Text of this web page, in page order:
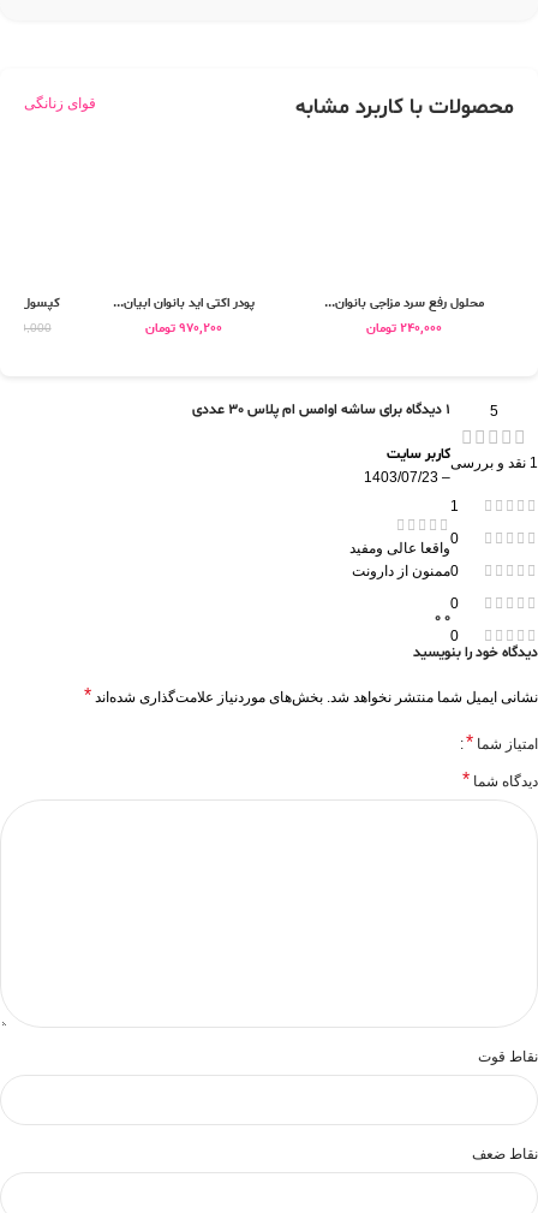
محصولات با کاربرد مشابه قوای زنانگی
محلول رفع سرد مزاجی بانوان...
240,000 تومان
پودر اکتی اید بانوان ابیان...
970,200 تومان
کپسول دی
5
1 نقد و بررسی
1
0
0
0
0
1 دیدگاه برای ساشه اوامس ام پلاس 30 عددی
کاربر سایت
–
1403/07/23
واقعا عالی ومفید
ممنون از دارونت
0
0
دیدگاه خود را بنویسید
نشانی ایمیل شما منتشر نخواهد شد. بخش‌های موردنیاز علامت‌گذاری شده‌اند *
امتیاز شما *
دیدگاه شما *
نقاط قوت
نقاط ضعف